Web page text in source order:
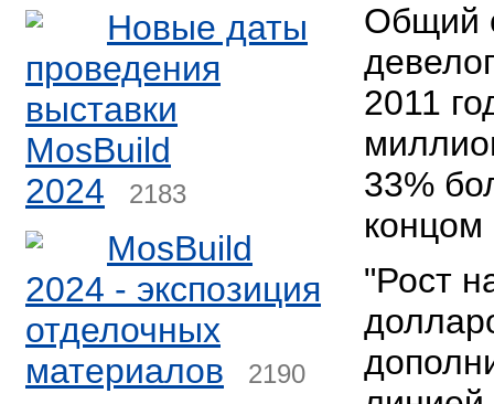
Новые даты
проведения
выставки
MosBuild
2024
2183
MosBuild
2024 - экспозиция
отделочных
материалов
2190
Общий
2011
33%
концом
"Рост